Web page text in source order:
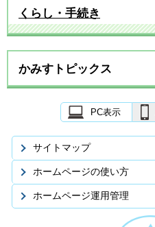
くらし・手続き
かみすトピックス
PC表示
サイトマップ
ホームページの使い方
ホームページ運用管理